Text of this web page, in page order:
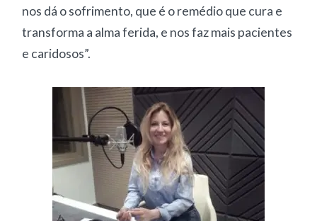
nos dá o sofrimento, que é o remédio que cura e
transforma a alma ferida, e nos faz mais pacientes
e caridosos”.